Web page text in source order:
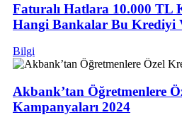
Faturalı Hatlara 10.000 TL
Hangi Bankalar Bu Krediyi
Bilgi
Akbank’tan Öğretmenlere
Kampanyaları 2024